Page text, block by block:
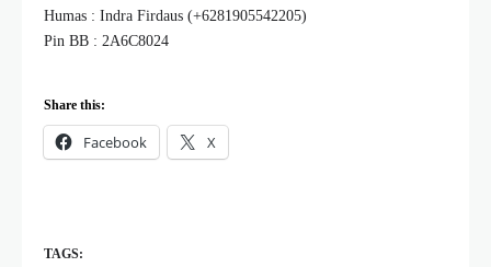
Humas : Indra Firdaus (+6281905542205)
Pin BB : 2A6C8024
Share this:
Facebook X
TAGS: